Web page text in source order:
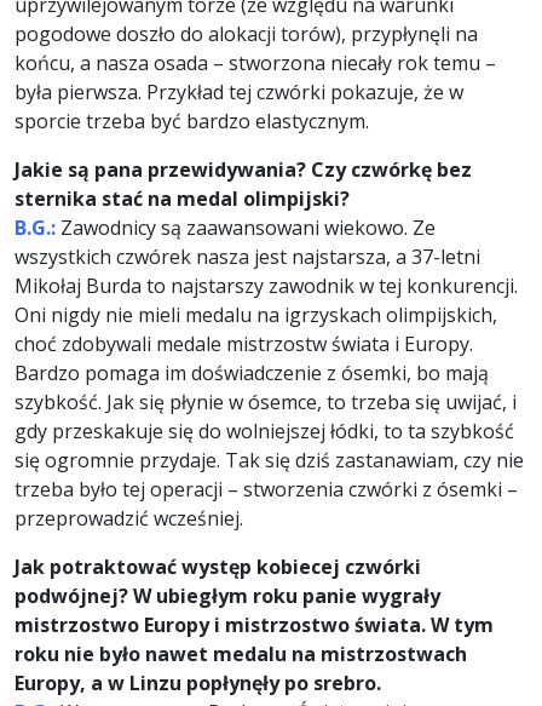
pogodowe doszło do alokacji torów), przypłynęli na
końcu, a nasza osada – stworzona niecały rok temu –
była pierwsza. Przykład tej czwórki pokazuje, że w
sporcie trzeba być bardzo elastycznym.
Jakie są pana przewidywania? Czy czwórkę bez
sternika stać na medal olimpijski?
B.G.: Zawodnicy są zaawansowani wiekowo. Ze
wszystkich czwórek nasza jest najstarsza, a 37-letni
Mikołaj Burda to najstarszy zawodnik w tej konkurencji.
Oni nigdy nie mieli medalu na igrzyskach olimpijskich,
choć zdobywali medale mistrzostw świata i Europy.
Bardzo pomaga im doświadczenie z ósemki, bo mają
szybkość. Jak się płynie w ósemce, to trzeba się uwijać, i
gdy przeskakuje się do wolniejszej łódki, to ta szybkość
się ogromnie przydaje. Tak się dziś zastanawiam, czy nie
trzeba było tej operacji – stworzenia czwórki z ósemki –
przeprowadzić wcześniej.
Jak potraktować występ kobiecej czwórki
podwójnej? W ubiegłym roku panie wygrały
mistrzostwo Europy i mistrzostwo świata. W tym
roku nie było nawet medalu na mistrzostwach
Europy, a w Linzu popłynęły po srebro.